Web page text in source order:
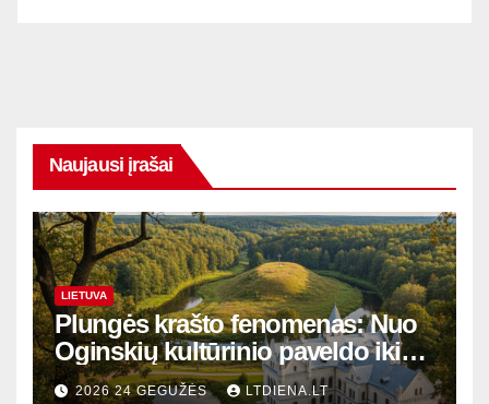
Naujausi įrašai
LIETUVA
Plungės krašto fenomenas: Nuo
Oginskių kultūrinio paveldo iki
Žemaitijos gamtos perlų
2026 24 GEGUŽĖS LTDIENA.LT